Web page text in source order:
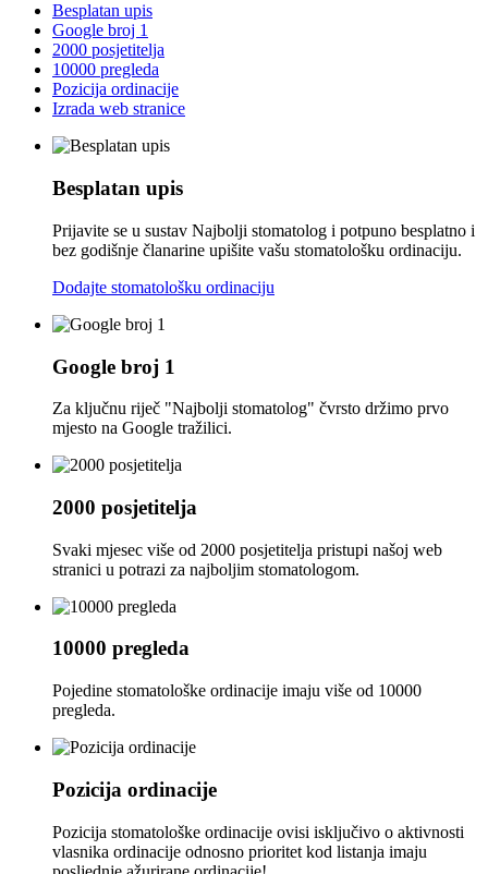
Besplatan upis
Google broj 1
2000 posjetitelja
10000 pregleda
Pozicija ordinacije
Izrada web stranice
Besplatan upis
Prijavite se u sustav Najbolji stomatolog i potpuno besplatno i
bez godišnje članarine upišite vašu stomatološku ordinaciju.
Dodajte stomatološku ordinaciju
Google broj 1
Za ključnu riječ "Najbolji stomatolog" čvrsto držimo prvo
mjesto na Google tražilici.
2000 posjetitelja
Svaki mjesec više od 2000 posjetitelja pristupi našoj web
stranici u potrazi za najboljim stomatologom.
10000 pregleda
Pojedine stomatološke ordinacije imaju više od 10000
pregleda.
Pozicija ordinacije
Pozicija stomatološke ordinacije ovisi isključivo o aktivnosti
vlasnika ordinacije odnosno prioritet kod listanja imaju